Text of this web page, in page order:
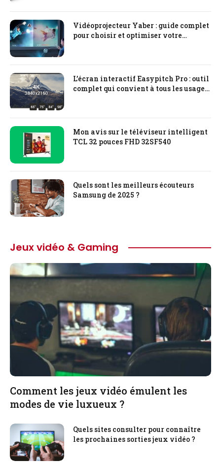
Vidéoprojecteur Yaber : guide complet
pour choisir et optimiser votre
L’écran interactif Easypitch Pro : outil
complet qui convient à tous les usages
Mon avis sur le téléviseur intelligent
TCL 32 pouces FHD 32SF540
Quels sont les meilleurs écouteurs
Samsung de 2025 ?
Jeux vidéo & Gaming
Comment les jeux vidéo émulent les
modes de vie luxueux ?
Quels sites consulter pour connaître
les prochaines sorties jeux vidéo ?